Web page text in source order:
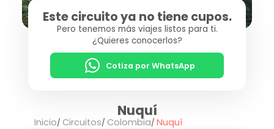
Este circuito ya no tiene cupos.
Pero tenemos más viajes listos para ti.
¿Quieres conocerlos?
Cotiza por WhatsApp
Nuquí
Inicio Circuitos Colombia Nuquí